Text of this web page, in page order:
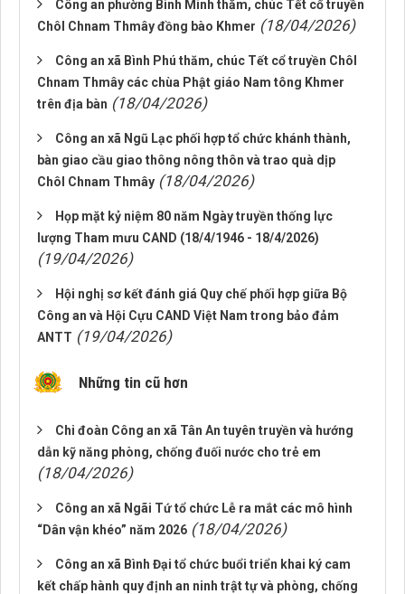
Công an phường Bình Minh thăm, chúc Tết cổ truyền
Chôl Chnam Thmây đồng bào Khmer (18/04/2026)
Công an xã Bình Phú thăm, chúc Tết cổ truyền Chôl
Chnam Thmây các chùa Phật giáo Nam tông Khmer
trên địa bàn (18/04/2026)
Công an xã Ngũ Lạc phối hợp tổ chức khánh thành,
bàn giao cầu giao thông nông thôn và trao quà dịp
Chôl Chnam Thmây (18/04/2026)
Họp mặt kỷ niệm 80 năm Ngày truyền thống lực
lượng Tham mưu CAND (18/4/1946 - 18/4/2026)
(19/04/2026)
Hội nghị sơ kết đánh giá Quy chế phối hợp giữa Bộ
Công an và Hội Cựu CAND Việt Nam trong bảo đảm
ANTT (19/04/2026)
Những tin cũ hơn
Chi đoàn Công an xã Tân An tuyên truyền và hướng
dẫn kỹ năng phòng, chống đuối nước cho trẻ em
(18/04/2026)
Công an xã Ngãi Tứ tổ chức Lễ ra mắt các mô hình
“Dân vận khéo” năm 2026 (18/04/2026)
Công an xã Bình Đại tổ chức buổi triển khai ký cam
kết chấp hành quy định an ninh trật tự và phòng, chống